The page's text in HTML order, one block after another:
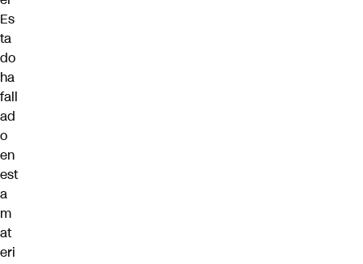
Es
ta
do
ha
fall
ad
o
en
est
a
m
at
eri